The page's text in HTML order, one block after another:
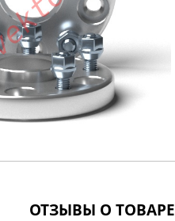
ОТЗЫВЫ О ТОВАРЕ